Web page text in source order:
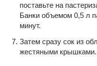
поставьте на
Банки объемом 0,5 л
минут.
Затем сразу сок из
жестяными крышками.